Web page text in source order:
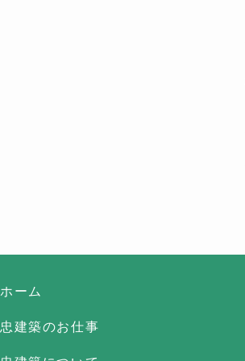
ホーム
忠建築のお仕事